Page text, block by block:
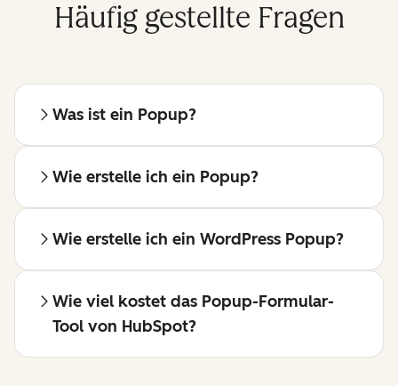
Häufig gestellte Fragen
Was ist ein Popup?
Wie erstelle ich ein Popup?
Wie erstelle ich ein WordPress Popup?
Wie viel kostet das Popup-Formular-
Tool von HubSpot?